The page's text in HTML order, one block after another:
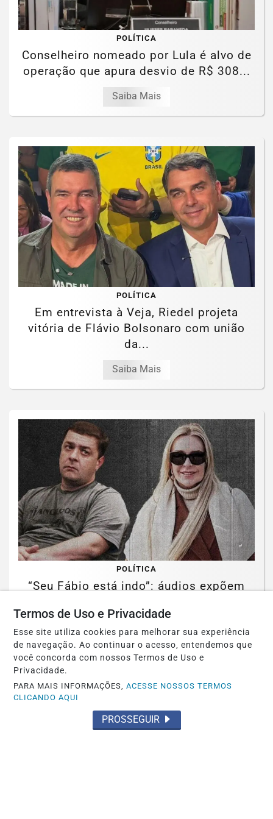
POLÍTICA
Conselheiro nomeado por Lula é alvo de
operação que apura desvio de R$ 308...
Saiba Mais
POLÍTICA
Em entrevista à Veja, Riedel projeta
vitória de Flávio Bolsonaro com união
da...
Saiba Mais
POLÍTICA
“Seu Fábio está indo”: áudios expõem
em...
Saiba Mais
Termos de Uso e Privacidade
Esse site utiliza cookies para melhorar sua experiência
de navegação. Ao continuar o acesso, entendemos que
você concorda com nossos Termos de Uso e
Privacidade.
PARA MAIS INFORMAÇÕES,ACESSE NOSSOS TERMOS
CLICANDO AQUI
PROSSEGUIR